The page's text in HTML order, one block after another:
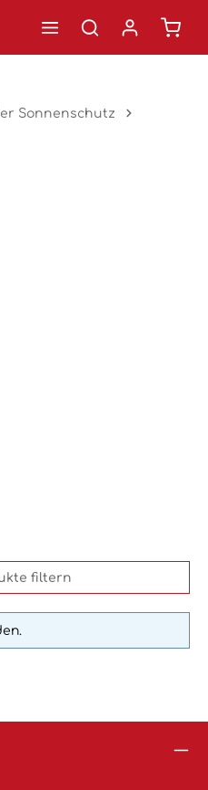
Sonnenschutz
filtern